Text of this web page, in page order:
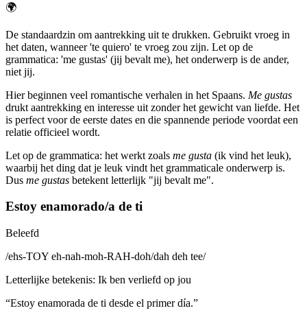
🌍
De standaardzin om aantrekking uit te drukken. Gebruikt vroeg in
het daten, wanneer 'te quiero' te vroeg zou zijn. Let op de
grammatica: 'me gustas' (jij bevalt me), het onderwerp is de ander,
niet jij.
Hier beginnen veel romantische verhalen in het Spaans. Me gustas
drukt aantrekking en interesse uit zonder het gewicht van liefde. Het
is perfect voor de eerste dates en die spannende periode voordat een
relatie officieel wordt.
Let op de grammatica: het werkt zoals me gusta (ik vind het leuk),
waarbij het ding dat je leuk vindt het grammaticale onderwerp is.
Dus me gustas betekent letterlijk "jij bevalt me".
Estoy enamorado/a de ti
Beleefd
/ehs-TOY eh-nah-moh-RAH-doh/dah deh tee/
Letterlijke betekenis: Ik ben verliefd op jou
“Estoy enamorada de ti desde el primer día.”